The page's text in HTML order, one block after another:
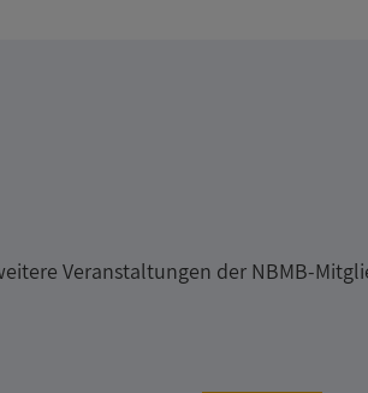
Veranstaltungen der NBMB-